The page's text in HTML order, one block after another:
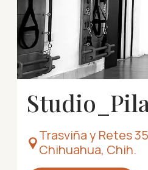
Trasviña y Retes
Chihuahua, Chih.